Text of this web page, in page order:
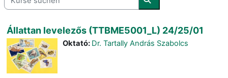
Kurse suchen
Állattan levelezős (TTBME5001_L) 24/25/01
Oktató: Dr. Tartally András Szabolcs